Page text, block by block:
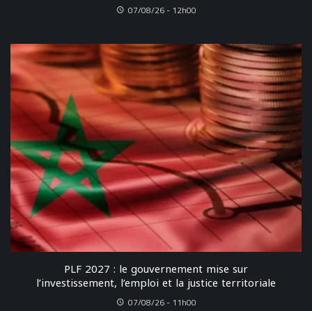
07/08/26 - 12h00
PLF 2027 : le gouvernement mise sur
l’investissement, l’emploi et la justice territoriale
07/08/26 - 11h00